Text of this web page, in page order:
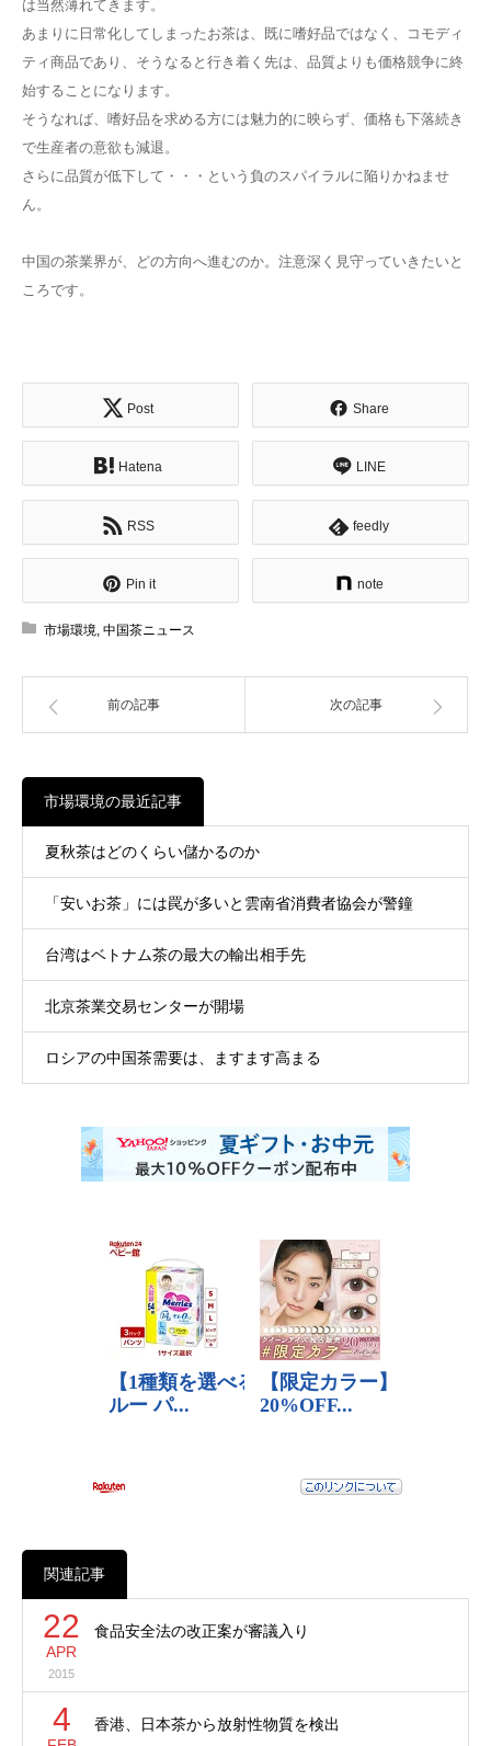
は当然薄れてきます。
あまりに日常化してしまったお茶は、既に嗜好品ではなく、コモディ
ティ商品であり、そうなると行き着く先は、品質よりも価格競争に終
始することになります。
そうなれば、嗜好品を求める方には魅力的に映らず、価格も下落続き
で生産者の意欲も減退。
さらに品質が低下して・・・という負のスパイラルに陥りかねませ
ん。
中国の茶業界が、どの方向へ進むのか。注意深く見守っていきたいと
ころです。
Post Share
Hatena LINE
RSS feedly
Pin it note
市場環境, 中国茶ニュース
前の記事 次の記事
市場環境の最近記事
夏秋茶はどのくらい儲かるのか
「安いお茶」には罠が多いと雲南省消費者協会が警鐘
台湾はベトナム茶の最大の輸出相手先
北京茶業交易センターが開場
ロシアの中国茶需要は、ますます高まる
関連記事
22
APR
2015
食品安全法の改正案が審議入り
4 香港、日本茶から放射性物質を検出